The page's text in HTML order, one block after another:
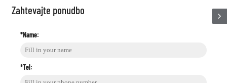
Zahtevajte ponudbo
*Name:
*Tel: